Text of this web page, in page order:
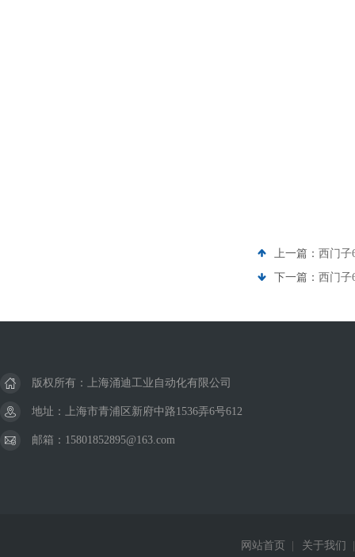
上一篇： 西门子
下一篇： 西门子
版权所有：上海涌迪工业自动化有限公司
地址：上海市青浦区新府中路1536弄6号612
邮箱：15801852895@163.com
网站首页 关于我们